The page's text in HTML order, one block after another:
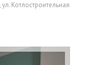
Котлостроительная